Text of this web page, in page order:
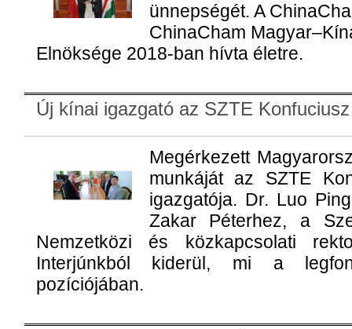
ünnepségét. A
ChinaCham
Elnöksége 2018-ban hívta életre.
Új kínai igazgató az SZTE
Megérkezett
munkáját az SZTE
igazgatója. Dr. Luo
Zakar Péterhez, a
Nemzetközi és közkapcsolati
Interjúnkból kiderül, mi a
pozíciójában.